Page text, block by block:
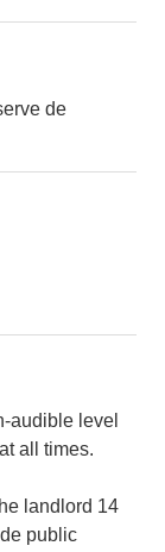
de
audible level
all times.
landlord 14
public